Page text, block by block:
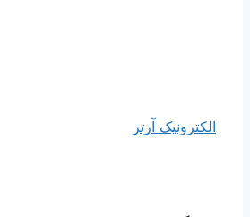
الکترونیک آرتز